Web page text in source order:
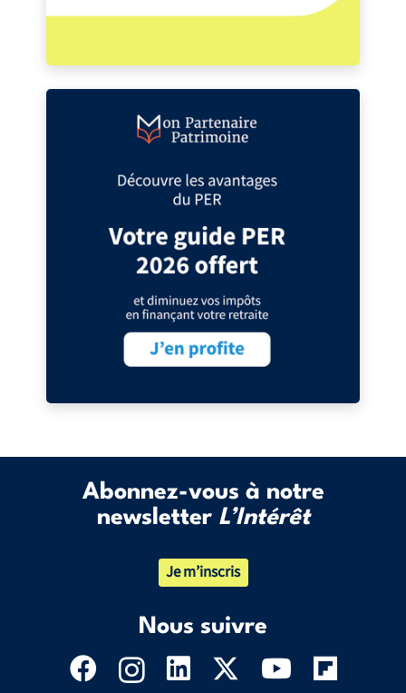
Abonnez-vous à notre
newsletter L’Intérêt
Je m’inscris
Nous suivre